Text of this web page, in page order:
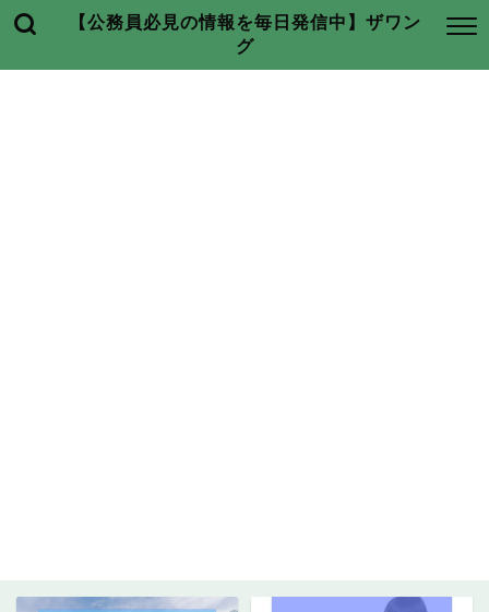
【公務員必見の情報を毎日発信中】ザワン
グ